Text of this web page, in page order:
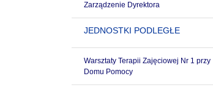
Zarządzenie Dyrektora
JEDNOSTKI PODLEGŁE
Warsztaty Terapii Zajęciowej Nr 1 przy
Domu Pomocy